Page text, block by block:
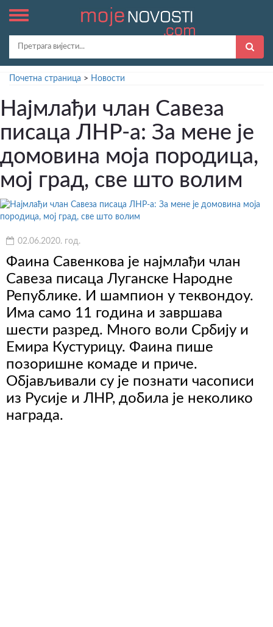
Почетна страница > Новости
Најмлађи члан Савеза
писаца ЛНР-а: За мене је
домовина моја породица,
мој град, све што волим
02.06.2020. год.
Фаина Савенкова је најмлађи члан
Савеза писаца Луганске Народне
Републике. И шампион у теквондоу.
Има само 11 година и завршава
шести разред. Много воли Србију и
Емира Кустурицу. Фаина пише
позоришне комаде и приче.
Објављивали су је познати часописи
из Русије и ЛНР, добила је неколико
награда.